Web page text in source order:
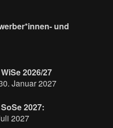
und
2026/27
Januar 2027
2027:
2027